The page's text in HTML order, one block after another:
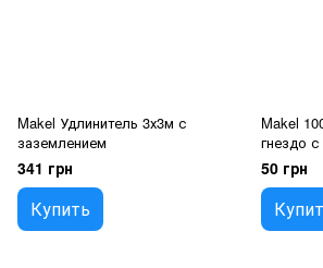
Makel Удлинитель 3х3м с
заземлением
341 грн
Купить
Makel
гнездо
50 грн